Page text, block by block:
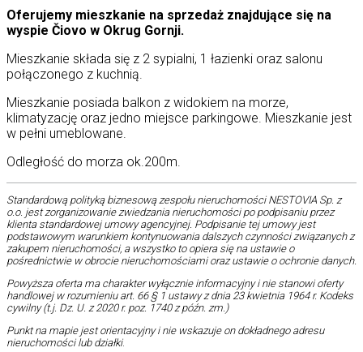
Oferujemy mieszkanie na sprzedaż znajdujące się na
wyspie Čiovo w Okrug Gornji.
Mieszkanie składa się z 2 sypialni, 1 łazienki oraz salonu
połączonego z kuchnią.
Mieszkanie posiada balkon z widokiem na morze,
klimatyzację oraz jedno miejsce parkingowe. Mieszkanie jest
w pełni umeblowane.
Odległość do morza ok.200m.
Standardową polityką biznesową zespołu nieruchomości NESTOVIA Sp. z
o.o. jest zorganizowanie zwiedzania nieruchomości po podpisaniu przez
klienta standardowej umowy agencyjnej. Podpisanie tej umowy jest
podstawowym warunkiem kontynuowania dalszych czynności związanych z
zakupem nieruchomości, a wszystko to opiera się na ustawie o
pośrednictwie w obrocie nieruchomościami oraz ustawie o ochronie danych.
Powyższa oferta ma charakter wyłącznie informacyjny i nie stanowi oferty
handlowej w rozumieniu art. 66 § 1 ustawy z dnia 23 kwietnia 1964 r. Kodeks
cywilny (t.j. Dz. U. z 2020 r. poz. 1740 z późn. zm.)
Punkt na mapie jest orientacyjny i nie wskazuje on dokładnego adresu
nieruchomości lub działki.